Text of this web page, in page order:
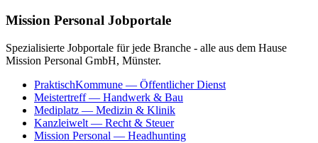
Mission Personal Jobportale
Spezialisierte Jobportale für jede Branche - alle aus dem Hause
Mission Personal GmbH, Münster.
PraktischKommune — Öffentlicher Dienst
Meistertreff— Handwerk & Bau
Mediplatz — Medizin & Klinik
Kanzleiwelt — Recht & Steuer
Mission Personal — Headhunting